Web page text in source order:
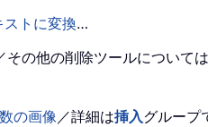
トに変換…
その他の削除ツールについては
の画像／詳細は挿入グループ